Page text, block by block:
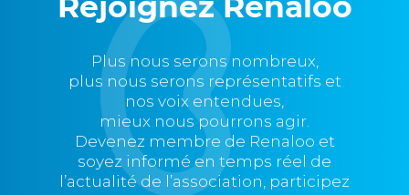
Plus nous serons nombreux,
plus nous serons représentatifs et
nos voix entendues,
mieux nous pourrons agir.
Devenez membre de Renaloo et
soyez informé en temps réel de
l’actualité de l’association, participez